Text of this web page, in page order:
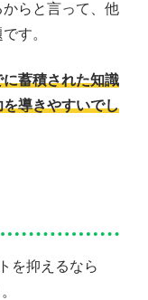
らと言って、他
す。
蓄積された知識
導きやすいでし
を抑えるなら